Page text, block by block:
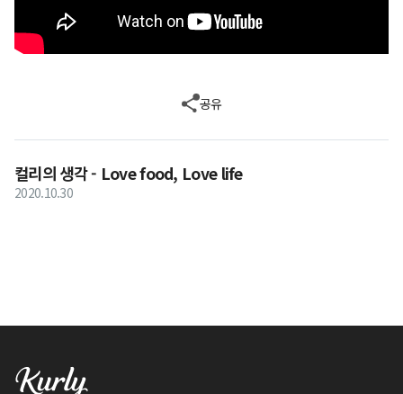
공유
컬리의 생각 - Love food, Love life
2020.10.30